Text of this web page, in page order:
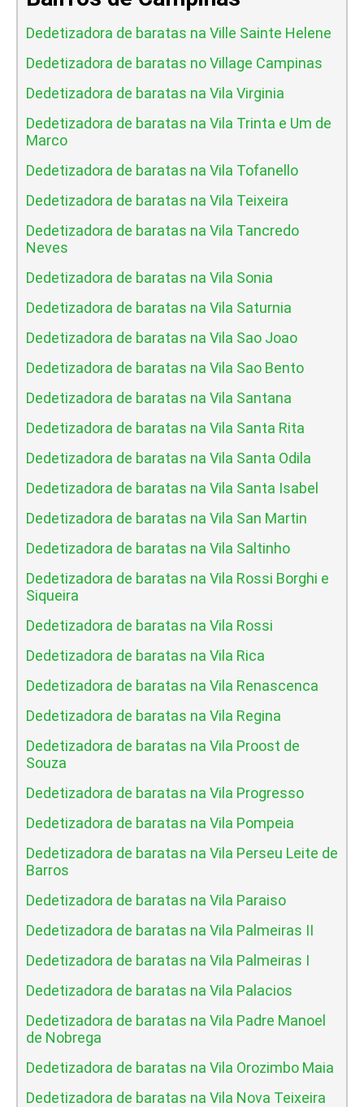
Dedetizadora de baratas na Ville Sainte Helene
Dedetizadora de baratas no Village Campinas
Dedetizadora de baratas na Vila Virginia
Dedetizadora de baratas na Vila Trinta e Um de
Marco
Dedetizadora de baratas na Vila Tofanello
Dedetizadora de baratas na Vila Teixeira
Dedetizadora de baratas na Vila Tancredo
Neves
Dedetizadora de baratas na Vila Sonia
Dedetizadora de baratas na Vila Saturnia
Dedetizadora de baratas na Vila Sao Joao
Dedetizadora de baratas na Vila Sao Bento
Dedetizadora de baratas na Vila Santana
Dedetizadora de baratas na Vila Santa Rita
Dedetizadora de baratas na Vila Santa Odila
Dedetizadora de baratas na Vila Santa Isabel
Dedetizadora de baratas na Vila San Martin
Dedetizadora de baratas na Vila Saltinho
Dedetizadora de baratas na Vila Rossi Borghi e
Siqueira
Dedetizadora de baratas na Vila Rossi
Dedetizadora de baratas na Vila Rica
Dedetizadora de baratas na Vila Renascenca
Dedetizadora de baratas na Vila Regina
Dedetizadora de baratas na Vila Proost de
Souza
Dedetizadora de baratas na Vila Progresso
Dedetizadora de baratas na Vila Pompeia
Dedetizadora de baratas na Vila Perseu Leite de
Barros
Dedetizadora de baratas na Vila Paraiso
Dedetizadora de baratas na Vila Palmeiras II
Dedetizadora de baratas na Vila Palmeiras I
Dedetizadora de baratas na Vila Palacios
Dedetizadora de baratas na Vila Padre Manoel
de Nobrega
Dedetizadora de baratas na Vila Orozimbo Maia
Dedetizadora de baratas na Vila Nova Teixeira